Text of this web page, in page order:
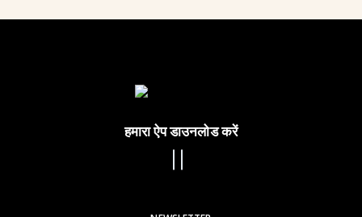
हमारा ऐप डाउनलोड करें